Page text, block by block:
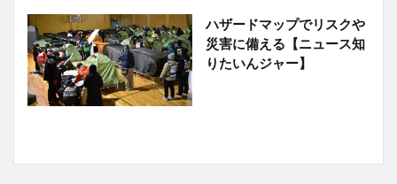
ハザードマップでリスクや
災害に備える【ニュース知
りたいんジャー】